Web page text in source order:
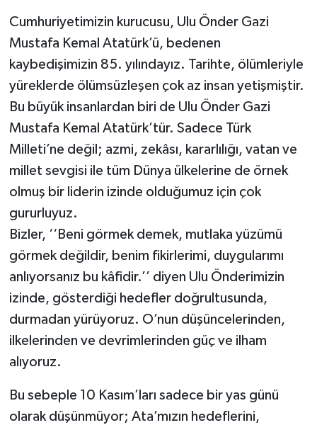
Cumhuriyetimizin kurucusu, Ulu Önder Gazi
Mustafa Kemal Atatürk’ü, bedenen
kaybedişimizin 85. yılındayız. Tarihte, ölümleriyle
yüreklerde ölümsüzleşen çok az insan yetişmiştir.
Bu büyük insanlardan biri de Ulu Önder Gazi
Mustafa Kemal Atatürk’tür. Sadece Türk
Milleti’ne değil; azmi, zekâsı, kararlılığı, vatan ve
millet sevgisi ile tüm Dünya ülkelerine de örnek
olmuş bir liderin izinde olduğumuz için çok
gururluyuz.
Bizler, ‘‘Beni görmek demek, mutlaka yüzümü
görmek değildir, benim fikirlerimi, duygularımı
anlıyorsanız bu kâfidir.’’ diyen Ulu Önderimizin
izinde, gösterdiği hedefler doğrultusunda,
durmadan yürüyoruz. O’nun düşüncelerinden,
ilkelerinden ve devrimlerinden güç ve ilham
alıyoruz.
Bu sebeple 10 Kasım’ları sadece bir yas günü
olarak düşünmüyor; Ata’mızın hedeflerini,